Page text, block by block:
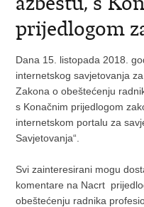
prijedlogom
Dana 15. listopada 2018.
internetskog savjetovanja
Zakona o obeštećenju
s Konačnim prijedlogom
internetskom portalu za
Savjetovanja“.
Svi zainteresirani mogu
komentare na Nacrt
obeštećenju radnika